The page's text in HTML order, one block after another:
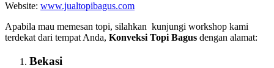
Website: www.jualtopibagus.com
Apabila mau memesan topi, silahkan kunjungi workshop kami
terdekat dari tempat Anda, Konveksi Topi Bagus dengan alamat:
Bekasi